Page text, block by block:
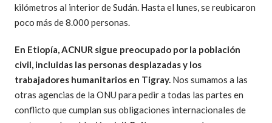
kilómetros al interior de Sudán. Hasta el lunes, se reubicaron
poco más de 8.000 personas.
En Etiopía, ACNUR sigue preocupado por la población
civil, incluidas las personas desplazadas y los
trabajadores humanitarios en Tigray. Nos sumamos a las
otras agencias de la ONU para pedir a todas las partes en
conflicto que cumplan sus obligaciones internacionales de